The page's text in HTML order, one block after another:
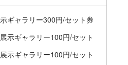
ギャラリー300円/セット券
示ギャラリー100円/セット
示ギャラリー100円/セット